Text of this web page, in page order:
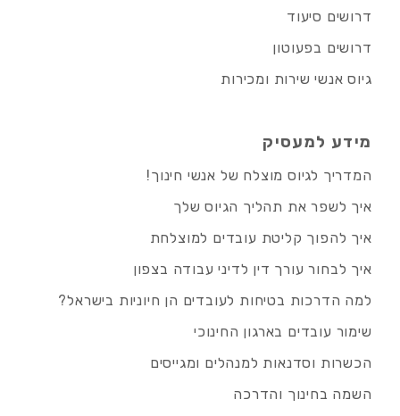
דרושים סיעוד
דרושים בפעוטון
גיוס אנשי שירות ומכירות
מידע למעסיק
המדריך לגיוס מוצלח של אנשי חינוך!
איך לשפר את תהליך הגיוס שלך
איך להפוך קליטת עובדים למוצלחת
איך לבחור עורך דין לדיני עבודה בצפון
למה הדרכות בטיחות לעובדים הן חיוניות בישראל?
שימור עובדים בארגון החינוכי
הכשרות וסדנאות למנהלים ומגייסים
השמה בחינוך והדרכה